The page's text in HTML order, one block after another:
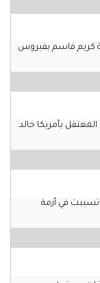
كريم قاسم بفيروس
بأمريكا خالد
في أزمة